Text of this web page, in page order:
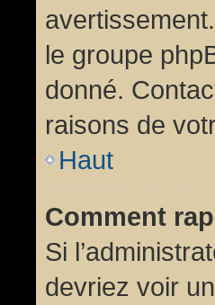
le groupe
donné.
raisons de
Haut
Comment
Si
devriez voir